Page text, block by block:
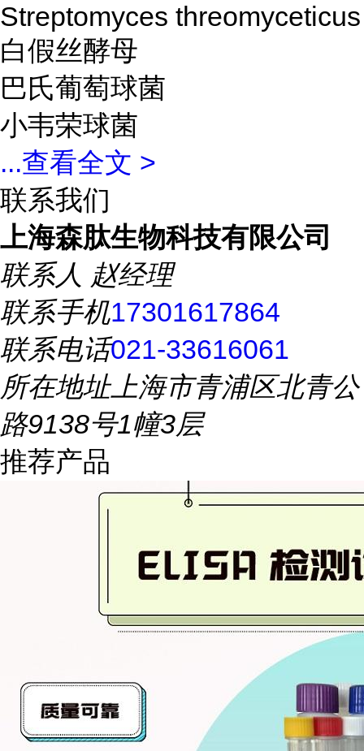
Streptomyces threomyceticus
白假丝酵母
巴氏葡萄球菌
小韦荣球菌
...查看全文 >
联系我们
上海森肽生物科技有限公司
联系人 赵经理
联系手机17301617864
联系电话021-33616061
所在地址上海市青浦区北青公
路9138号1幢3层
推荐产品